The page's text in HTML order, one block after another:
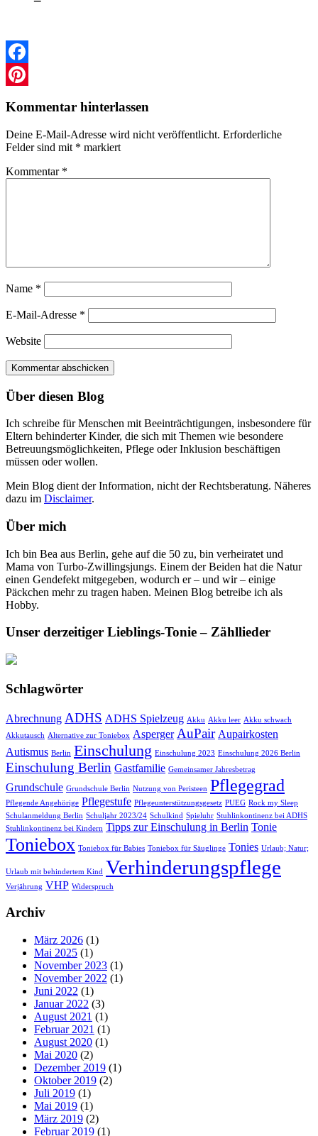
Facebook
Kommentar hinterlassen
Deine E-Mail-Adresse wird nicht veröffentlicht. Erforderliche
Felder sind mit * markiert
Kommentar *
Name *
E-Mail-Adresse *
Website
Über diesen Blog
Ich schreibe für Menschen mit Beeinträchtigungen, insbesondere für
Eltern behinderter Kinder, die sich mit Themen wie besondere
Betreuungsmöglichkeiten, Pflege oder Inklusion beschäftigen
müssen oder wollen.
Mein Blog dient der Information, nicht der Rechtsberatung. Näheres
dazu im Disclaimer.
Über mich
Ich bin Bea aus Berlin, gehe auf die 50 zu, bin verheiratet und
Mama von Turbo-Zwillingsjungs. Einem der Beiden hat die Natur
einen Gendefekt mitgegeben, wodurch er – und wir – einige
Päckchen mehr zu tragen haben. Meinen Blog betreibe ich als
Hobby.
Unser derzeitiger Lieblings-Tonie – Zähllieder
Schlagwörter
Abrechnung ADHS ADHS Spielzeug Akku Akku leer Akku schwach
Akkutausch Alternative zur Toniebox Asperger AuPair Aupairkosten
Autismus Berlin Einschulung Einschulung 2023 Einschulung 2026 Berlin
Einschulung Berlin Gastfamilie Gemeinsamer Jahresbetrag
Grundschule Grundschule Berlin Nutzung von Peristeen Pflegegrad
Pflegende Angehörige Pflegestufe Pflegeunterstützungsgesetz PUEG Rock my Sleep
Schulanmeldung Berlin Schuljahr 2023/24 Schulkind Spieluhr Stuhlinkontinenz bei ADHS
Stuhlinkontinenz bei Kindern Tipps zur Einschulung in Berlin Tonie
Toniebox Toniebox für Babies Toniebox für Säuglinge Tonies Urlaub; Natur;
Urlaub mit behindertem Kind Verhinderungspflege
Verjährung VHP Widerspruch
Archiv
März 2026 (1)
Mai 2025 (1)
November 2023 (1)
November 2022 (1)
Juni 2022 (1)
Januar 2022 (3)
August 2021 (1)
Februar 2021 (1)
August 2020 (1)
Mai 2020 (2)
Dezember 2019 (1)
Oktober 2019 (2)
Juli 2019 (1)
Mai 2019 (1)
März 2019 (2)
Februar 2019 (1)